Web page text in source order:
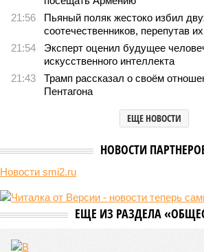
Сюжет:Здоровье
В 2023 году в статье, опубликованной в
Cell.com, были описаны 12 признаков
относятся – не пугайтесь учёных
вероятность генетических мутаций при
белков, а также дисфункция
предположения исследователей.
длины теломер (защитных «колпачков»
хромосом) – такое можно исправить и
продолжительность жизни.
News Today, в соматических мутациях.